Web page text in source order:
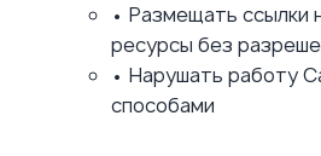
• Размещать ссылки
ресурсы без
• Нарушать работу
способами